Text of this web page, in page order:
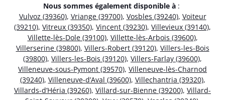
Nous sommes également disponible à :
Vulvoz (39360), Vriange (39700), Vosbles (39240), Voiteur
(39210), Vitreux (39350), Vincent (39230), Villevieux (39140),
Villette-lès-Dole (39100), Villette-lès-Arbois (39600),
Villerserine (39800), Villers-Robert (39120), Villers-les-Bois
(39800), Villers-les-Bois (39120), Villers-Farlay (39600),
Villeneuve-sous-Pymont (39570), Villeneuve-lès-Charnod
(39240), Villeneuve-d’Aval (39600), Villechantria (39320),
Villards-d’Héria (39260), Villard-sur-Bienne (39200), Villard-